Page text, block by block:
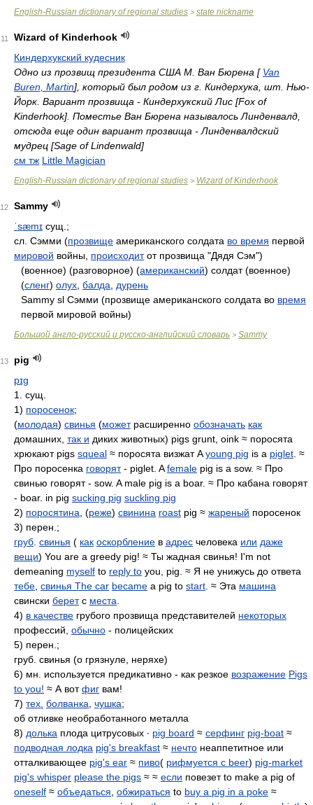
English-Russian dictionary of regional studies > state nickname
11
Wizard of Kinderhook
Киндерхукский кудесник
Одно из прозвищ президента США М. Ван Бюрена [ Van
Buren, Martin], который был родом из г. Киндерхука, шт. Нью-
Йорк. Вариант прозвища - Киндерхукский Лис [Fox of
Kinderhook]. Поместье Ван Бюрена называлось Линденвалд,
отсюда еще один вариант прозвища - Линденвалдский
мудрец [Sage of Lindenwald]
см тж Little Magician
English-Russian dictionary of regional studies > Wizard of Kinderhook
12
Sammy
ˈsæmɪ сущ.;
сл. Сэмми (прозвище американского солдата во время первой
мировой войны, происходитот прозвища "Дядя Сэм")
(военное) (разговорное) (американский) солдат (военное)
(сленг) олух балда
дурень
Sammy sl Сэмми (прозвище американского солдата во время
первой мировой войны)
Большой англо-русский и русско-английский словарь > Sammy
13
pig
pɪɡ
1. сущ.
1) поросенок;
(молодая) свинья (можетрасширенно обозначать как
домашних, так и диких животных) pigs grunt, oink ≈ поросята
хрюкают pigs squeal ≈ поросята визжат Ayoung pig is a piglet . ≈
Про поросенка говорят- piglet. Afemale pig is a sow. ≈ Про
свинью говорят - sow. A male pig is a boar. ≈ Про кабана говорят
- boar. in pig sucking pig suckling pig
2) поросятина , (реже) свинина roast pig ≈ жареный поросенок
3) перен.;
груб свинья ( как оскорбление в адрес человека или даже
вещи) You are a greedy pig! ≈ Ты жадная свинья! I'm not
demeaning myself to reply to you, pig. ≈ Я не унижусь до ответа
тебе свинья The car became a pig to start . ≈ Эта машина
свински беретс места
4) в качестве грубого прозвища представителей некоторых
профессий, обычно - полицейских
5) перен.;
груб. свинья (о грязнуле, неряхе)
6) мн. используется предикативно - как резкое возражение Pigs
to you! ≈ А вотфиг вам!
7) тех. болванка чушка;
об отливке необработанного металла
8) долька плода цитрусовых ∙ pig board ≈ серфинг pig-boat ≈
подводная лодка pig's breakfast ≈ нечто неаппетитное или
отталкивающее pig's ear ≈ пиво( рифмуется с beer) pig-market
pig's whisper please the pigs ≈ ≈ если повезет to make a pig of
oneself ≈ объедаться обжираться to buy a pig in a poke ≈